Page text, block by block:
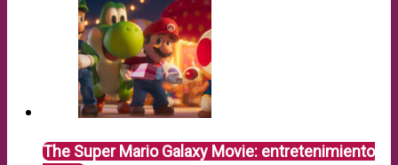
The Super Mario Galaxy Movie: entretenimiento